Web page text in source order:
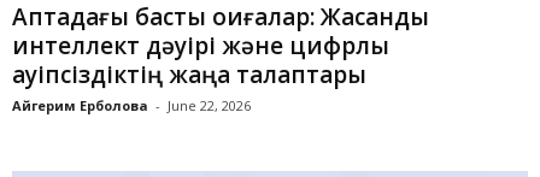
Аптадағы басты оқиғалар: Жасанды
интеллект дәуірі және цифрлық
қауіпсіздіктің жаңа талаптары
Айгерим Ерболова - June 22, 2026